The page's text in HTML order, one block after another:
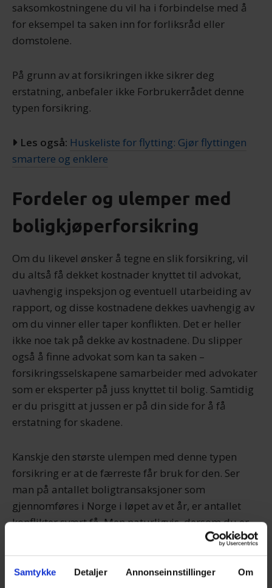
Samtykke Detaljer Annonseinnstillinger Om
saksomkostningene du vil ha i forbindelse med å
for eksempel ta saken inn for forliksråd eller
domstolene.
På grunn av at forsikringen ikke sikrer deg
erstatning, anbefaler ikke Forbrukerrådet denne
typen forsikring.
Les også: Huskeliste for flytting: Gjør flyttingen
smartere og enklere
Fordeler og ulemper med
boligkjøperforsikring
Om du likevel ønsker å tegne en slik forsikring, vil
du altså få dekket kostnader knyttet til advokat,
uavhengig inspeksjon og eventuell utarbeiding av
rapport, og disse kostnadene dekkes uavhengig av
om du vinner eller taper konflikten. Det er heller
ikke noe tak på dekke av kostnadene. Du slipper
også å finne advokat som kan ta saken –
forsikringsselskapene samarbeider med advokater
som er eksperter på juss knyttet til bolig. Samtidig
er du prisgitt at jussen er på din side for å få
erstatning for skadene.
Kanskje den største ulempen med denne typen
forsikring er at de færreste får bruk for den. Ser
man på antallet boligtransaksjoner som
gjennomføres i Norge i løpet av et år, er antallet
konflikter svært få. Men naturligvis, dersom du er
boligselgerforsikringen være til god hjelp.